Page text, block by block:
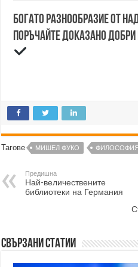
Богато разнообразие от
Поръчайте доказано
Тагове МИШЕЛ ФУКО ФИЛОСОФИЯ
Предишна
Най-величествените
библиотеки на Германия
Свързани статии